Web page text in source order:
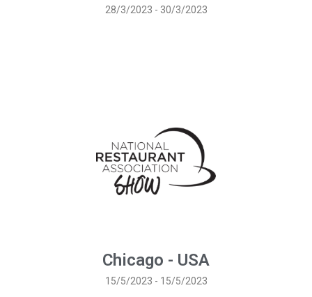
28/3/2023 - 30/3/2023
Chicago - USA
15/5/2023 - 15/5/2023